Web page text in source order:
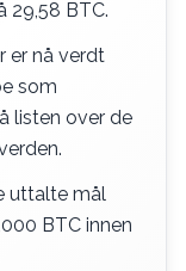
29,58 BTC.
er nå verdt
som
listen over de
uttalte mål
BTC innen